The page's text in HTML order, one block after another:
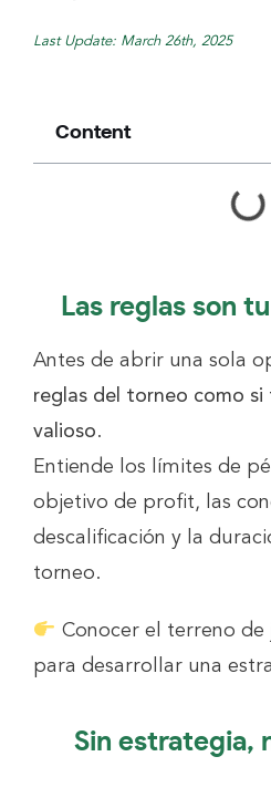
Last Update: March 26th, 2025
Content
Las reglas son
Antes de abrir una sola
reglas del torneo como
valioso.
Entiende los límites de
objetivo de profit, las
descalificación y la
torneo.
Conocer el terreno de
para desarrollar una
Sin estrategia,